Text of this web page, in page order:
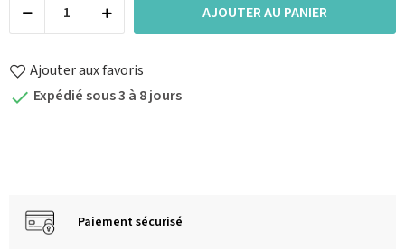
AJOUTER AU PANIER
Ajouter aux favoris
 Expédié sous 3 à 8 jours
Paiement sécurisé